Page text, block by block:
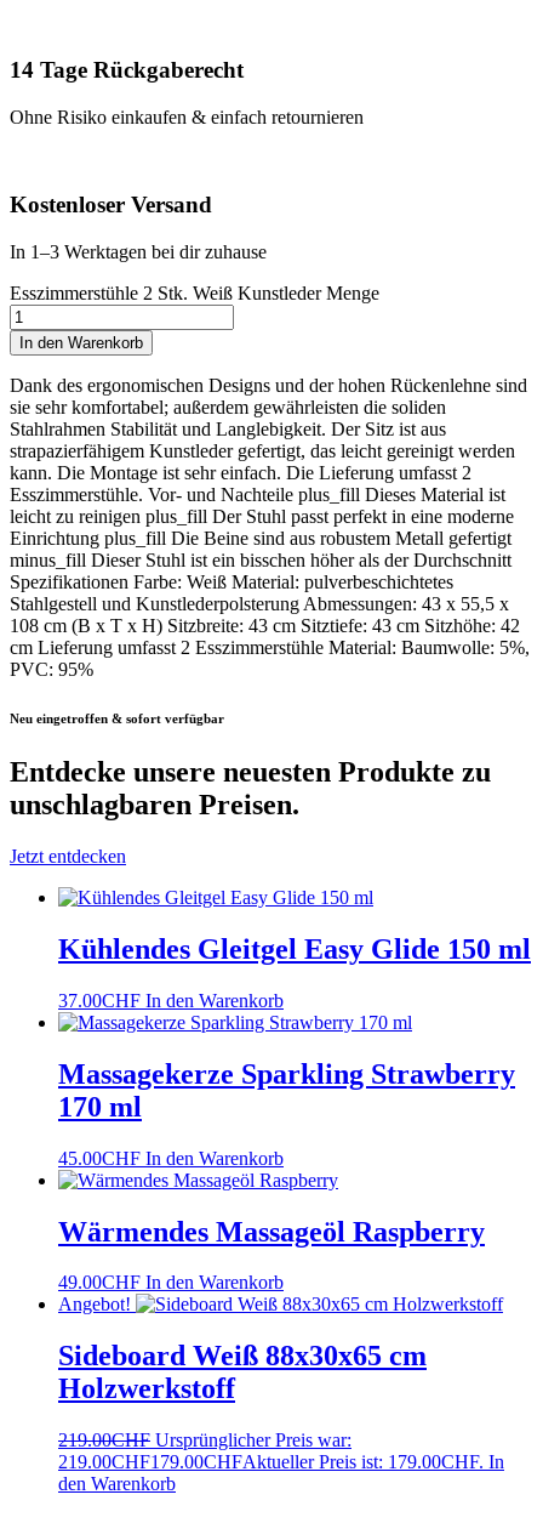
14 Tage Rückgaberecht
Ohne Risiko einkaufen & einfach retournieren
Kostenloser Versand
In 1–3 Werktagen bei dir zuhause
Esszimmerstühle 2 Stk. Weiß Kunstleder Menge
In den Warenkorb
Dank des ergonomischen Designs und der hohen Rückenlehne sind
sie sehr komfortabel; außerdem gewährleisten die soliden
Stahlrahmen Stabilität und Langlebigkeit. Der Sitz ist aus
strapazierfähigem Kunstleder gefertigt, das leicht gereinigt werden
kann. Die Montage ist sehr einfach. Die Lieferung umfasst 2
Esszimmerstühle. Vor- und Nachteile plus_fill Dieses Material ist
leicht zu reinigen plus_fill Der Stuhl passt perfekt in eine moderne
Einrichtung plus_fill Die Beine sind aus robustem Metall gefertigt
minus_fill Dieser Stuhl ist ein bisschen höher als der Durchschnitt
Spezifikationen Farbe: Weiß Material: pulverbeschichtetes
Stahlgestell und Kunstlederpolsterung Abmessungen: 43 x 55,5 x
108 cm (B x T x H) Sitzbreite: 43 cm Sitztiefe: 43 cm Sitzhöhe: 42
cm Lieferung umfasst 2 Esszimmerstühle Material: Baumwolle: 5%,
PVC: 95%
Neu eingetroffen & sofort verfügbar
Entdecke unsere neuesten Produkte zu
unschlagbaren Preisen.
Jetzt entdecken
Kühlendes Gleitgel Easy Glide 150 ml
37.00CHF In den Warenkorb
Massagekerze Sparkling Strawberry
170 ml
45.00CHF In den Warenkorb
Wärmendes Massageöl Raspberry
49.00CHF In den Warenkorb
Angebot!
Sideboard Weiß 88x30x65 cm
Holzwerkstoff
219.00CHF Ursprünglicher Preis war:
219.00CHF179.00CHFAktueller Preis ist: 179.00CHF. In
den Warenkorb